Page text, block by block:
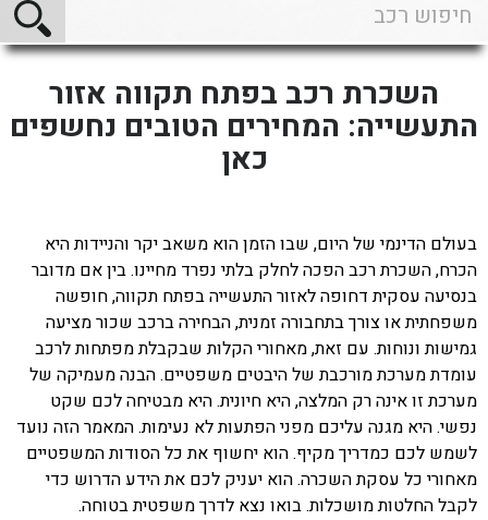
השכרת רכב בפתח תקווה אזור
התעשייה: המחירים הטובים נחשפים
כאן
בעולם הדינמי של היום, שבו הזמן הוא משאב יקר והניידות היא
הכרח, השכרת רכב הפכה לחלק בלתי נפרד מחיינו. בין אם מדובר
בנסיעה עסקית דחופה לאזור התעשייה בפתח תקווה, חופשה
משפחתית או צורך בתחבורה זמנית, הבחירה ברכב שכור מציעה
גמישות ונוחות. עם זאת, מאחורי הקלות שבקבלת מפתחות לרכב
עומדת מערכת מורכבת של היבטים משפטיים. הבנה מעמיקה של
מערכת זו אינה רק המלצה, היא חיונית. היא מבטיחה לכם שקט
נפשי. היא מגנה עליכם מפני הפתעות לא נעימות. המאמר הזה נועד
לשמש לכם כמדריך מקיף. הוא יחשוף את כל הסודות המשפטיים
מאחורי כל עסקת השכרה. הוא יעניק לכם את הידע הדרוש כדי
לקבל החלטות מושכלות. בואו נצא לדרך משפטית בטוחה.